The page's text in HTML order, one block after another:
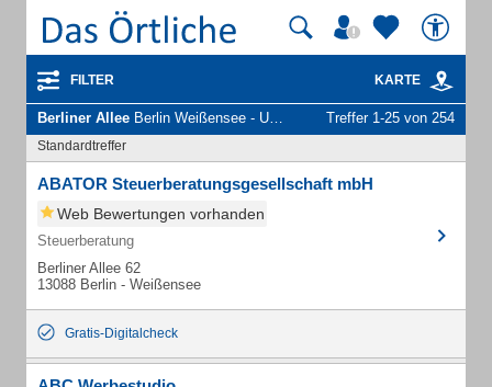
FILTER KARTE
Berliner Allee Berlin Weißensee - Unternehmen und Personen Treffer 1-25 von 254
Standardtreffer
ABATOR Steuerberatungsgesellschaft mbH
Web Bewertungen vorhanden
Steuerberatung
Berliner Allee 62
13088 Berlin - Weißensee
Gratis-Digitalcheck